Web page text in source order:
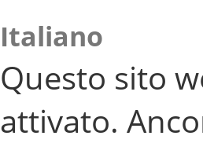
Italiano
Questo sito
attivato.